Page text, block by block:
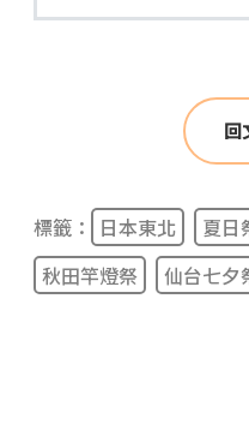
回
標籤： 日本東北 夏日
秋田竿燈祭
仙台七夕